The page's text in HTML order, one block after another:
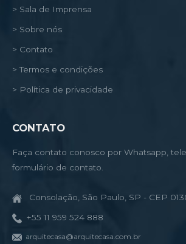
> Sala de Imprensa
> Sobre nós
> Contato
> Termos e condições
> Política de privacidade
CONTATO
Faça contato conosco por Whatsapp,
formulário de contato.
Consolação, São Paulo, SP - CEP
+55 11 959 524 888
arquitecasa@arquitecasa.com.br